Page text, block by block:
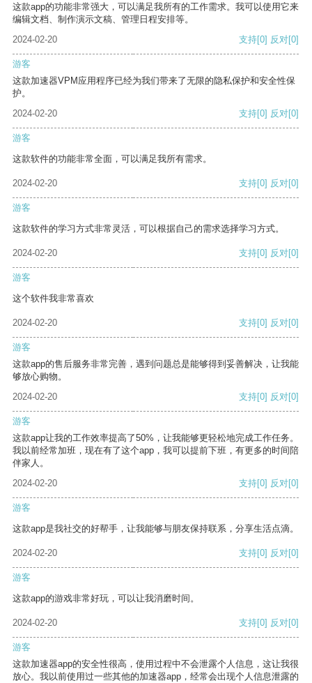
这款app的功能非常强大，可以满足我所有的工作需求。我可以使用它来
编辑文档、制作演示文稿、管理日程安排等。
2024-02-20
支持[0] 反对[0]
游客
这款加速器VPM应用程序已经为我们带来了无限的隐私保护和安全性保
护。
2024-02-20
支持[0] 反对[0]
游客
这款软件的功能非常全面，可以满足我所有需求。
2024-02-20 支持[0] 反对[0]
游客
这款软件的学习方式非常灵活，可以根据自己的需求选择学习方式。
2024-02-20 支持[0] 反对[0]
游客
这个软件我非常喜欢
2024-02-20 支持[0] 反对[0]
游客
这款app的售后服务非常完善，遇到问题总是能够得到妥善解决，让我能
够放心购物。
2024-02-20
支持[0] 反对[0]
游客
这款app让我的工作效率提高了50%，让我能够更轻松地完成工作任务。
我以前经常加班，现在有了这个app，我可以提前下班，有更多的时间陪
伴家人。
2024-02-20
支持[0] 反对[0]
游客
这款app是我社交的好帮手，让我能够与朋友保持联系，分享生活点滴。
2024-02-20 支持[0] 反对[0]
游客
这款app的游戏非常好玩，可以让我消磨时间。
2024-02-20 支持[0] 反对[0]
游客
这款加速器app的安全性很高，使用过程中不会泄露个人信息，这让我很
放心。我以前使用过一些其他的加速器app，经常会出现个人信息泄露的